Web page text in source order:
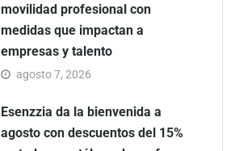
movilidad profesional con
medidas que impactan a
empresas y talento
agosto 7, 2026
Esenzzia da la bienvenida a
agosto con descuentos del 15%